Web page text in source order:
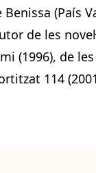
(País
de les
(1996), de les
114